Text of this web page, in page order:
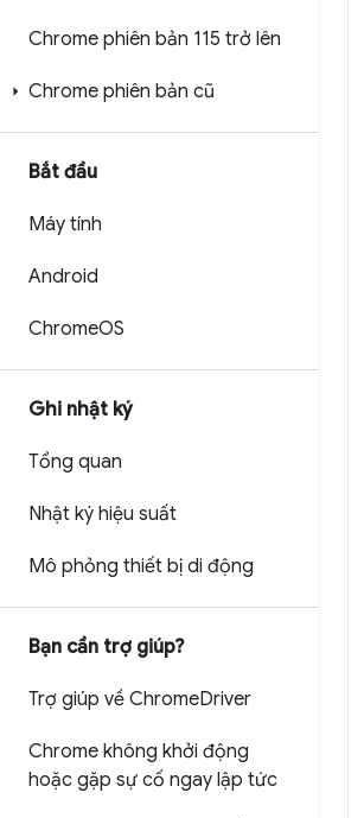
Chrome phiên bản 115 trở lên
Chrome phiên bản cũ
Bắt đầu
Máy tính
Android
ChromeOS
Ghi nhật ký
Tổng quan
Nhật ký hiệu suất
Mô phỏng thiết bị di động
Bạn cần trợ giúp?
Trợ giúp về ChromeDriver
Chrome không khởi động
hoặc gặp sự cố ngay lập tức